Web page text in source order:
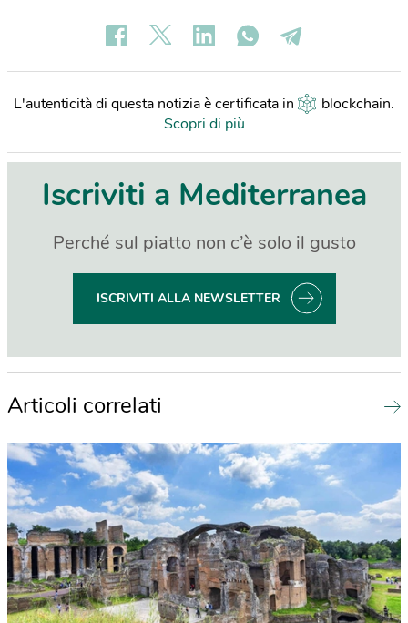
L'autenticità di questa notizia è certificata in blockchain.
Scopri di più
Iscriviti a Mediterranea
Perché sul piatto non c’è solo il gusto
ISCRIVITI ALLA NEWSLETTER
Articoli correlati